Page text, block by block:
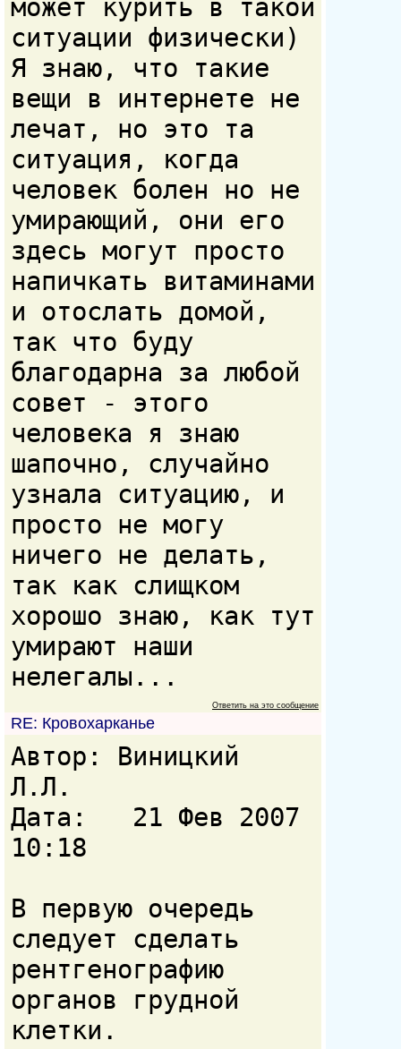
может курить в такой
ситуации физически)
Я знаю, что такие
вещи в интернете не
лечат, но это та
ситуация, когда
человек болен но не
умирающий, они его
здесь могут просто
напичкать витаминами
и отослать домой,
так что буду
благодарна за любой
совет - этого
человека я знаю
шапочно, случайно
узнала ситуацию, и
просто не могу
ничего не делать,
так как слищком
хорошо знаю, как тут
умирают наши
нелегалы...
Ответить на это сообщение
RE: Кровохарканье
Автор: Виницкий
Л.Л.
Дата: 21 Фев 2007
10:18
В первую очередь
следует сделать
рентгенографию
органов грудной
клетки.